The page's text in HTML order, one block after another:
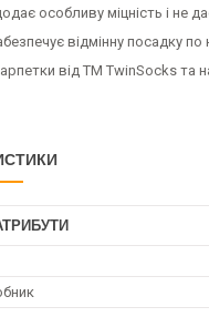
особливу міцність і не
відмінну посадку по
від ТM TwinSocks та